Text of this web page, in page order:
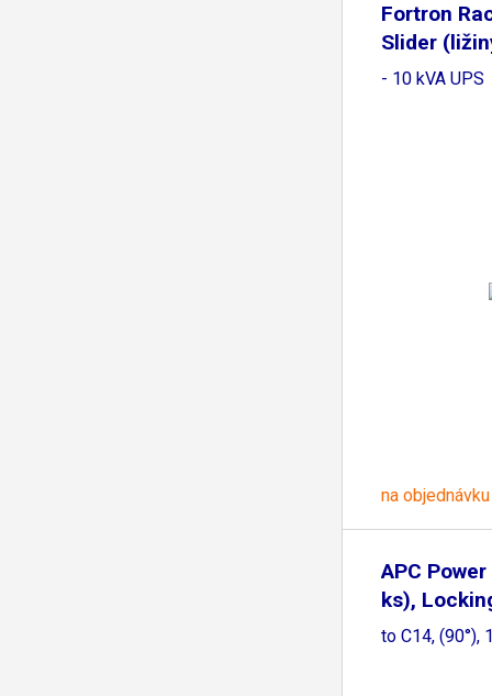
Fortron
Slider
- 10 kVA UPS
na objednávku
APC
ks),
to C14, (90°),